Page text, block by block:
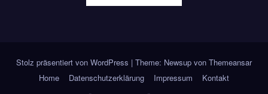
Stolz präsentiert von WordPress | Theme: Newsup von Themeansar
Home
Datenschutzerklärung Impressum
Kontakt